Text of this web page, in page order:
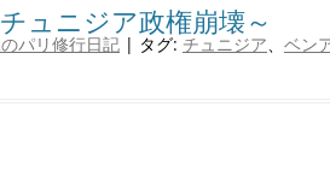
ュニジア政権崩壊～
パリ修行日記 | タグ: チュニジア ベン